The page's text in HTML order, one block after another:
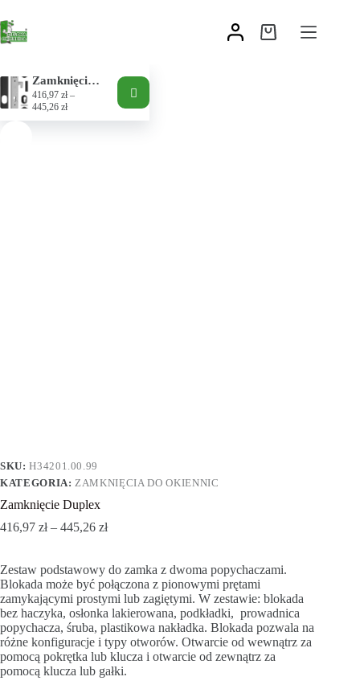
Zamknięcie Duplex
416,97 zł–
445,26 zł
SKU:H34201.00.99
KATEGORIA:ZAMKNIĘCIA DO OKIENNIC
Zamknięcie Duplex
416,97 zł– 445,26 zł
Zestaw podstawowy do zamka z dwoma popychaczami.
Blokada może być połączona z pionowymi prętami
zamykającymi prostymi lub zagiętymi. W zestawie: blokada
bez haczyka, osłonka lakierowana, podkładki, prowadnica
popychacza, śruba, plastikowa nakładka. Blokada pozwala na
różne konfiguracje i typy otworów. Otwarcie od wewnątrz za
pomocą pokrętka lub klucza i otwarcie od zewnątrz za
pomocą klucza lub gałki.